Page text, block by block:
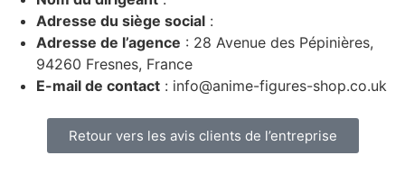
Adresse du siège social :
Adresse de l’agence : 28 Avenue des Pépinières,
94260 Fresnes, France
E-mail de contact : info@anime-figures-shop.co.uk
Retour vers les avis clients de l’entreprise